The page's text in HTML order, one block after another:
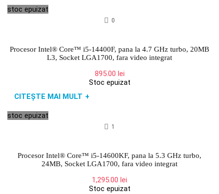
stoc epuizat
0
Procesor Intel® Core™ i5-14400F, pana la 4.7 GHz turbo, 20MB
L3, Socket LGA1700, fara video integrat
895.00 lei
Stoc epuizat
CITEȘTE MAI MULT +
stoc epuizat
1
Procesor Intel® Core™ i5-14600KF, pana la 5.3 GHz turbo,
24MB, Socket LGA1700, fara video integrat
1,295.00 lei
Stoc epuizat